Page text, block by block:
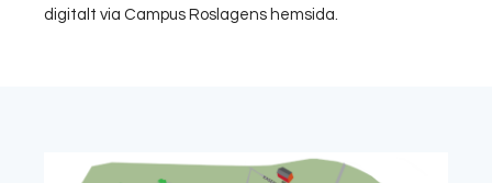
digitalt via Campus Roslagens hemsida.